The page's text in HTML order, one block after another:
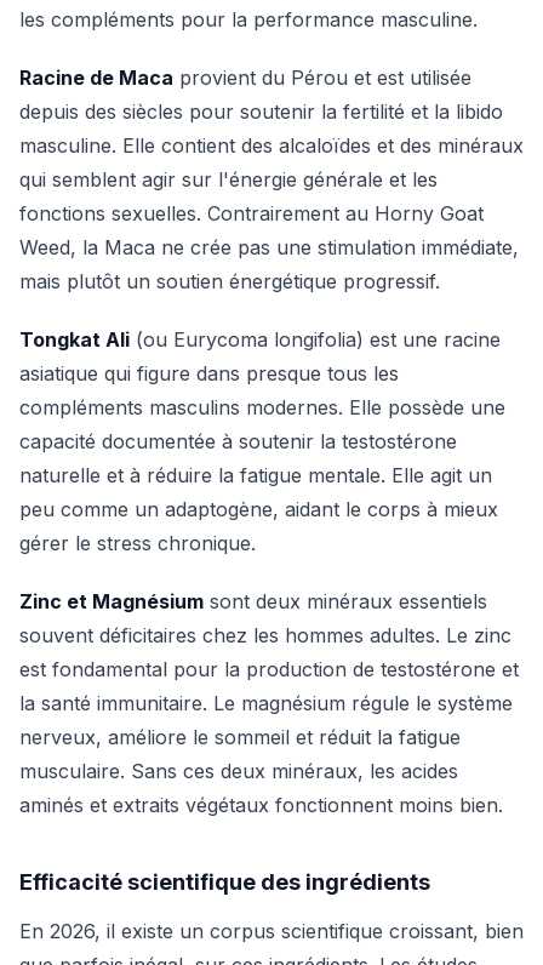
les compléments pour la performance masculine.
Racine de Maca provient du Pérou et est utilisée
depuis des siècles pour soutenir la fertilité et la libido
masculine. Elle contient des alcaloïdes et des minéraux
qui semblent agir sur l'énergie générale et les
fonctions sexuelles. Contrairement au Horny Goat
Weed, la Maca ne crée pas une stimulation immédiate,
mais plutôt un soutien énergétique progressif.
Tongkat Ali (ou Eurycoma longifolia) est une racine
asiatique qui figure dans presque tous les
compléments masculins modernes. Elle possède une
capacité documentée à soutenir la testostérone
naturelle et à réduire la fatigue mentale. Elle agit un
peu comme un adaptogène, aidant le corps à mieux
gérer le stress chronique.
Zinc et Magnésium sont deux minéraux essentiels
souvent déficitaires chez les hommes adultes. Le zinc
est fondamental pour la production de testostérone et
la santé immunitaire. Le magnésium régule le système
nerveux, améliore le sommeil et réduit la fatigue
musculaire. Sans ces deux minéraux, les acides
aminés et extraits végétaux fonctionnent moins bien.
Efficacité scientifique des ingrédients
En 2026, il existe un corpus scientifique croissant, bien